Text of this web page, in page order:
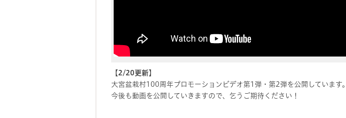
【2/20更新】
大宮盆栽村100周年プロモーションビデオ第1弾・第2弾を公開しています。
今後も動画を公開していきますので、乞うご期待ください！